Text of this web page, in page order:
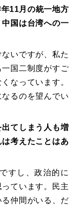
11月の統一地方
国は台湾への一
いですが、私た
国二制度がすご
なっています。
るのを望んでい
てしまう人も増
考えたことはあ
すし、政治的に
ています。民主
仲間がいる、だ